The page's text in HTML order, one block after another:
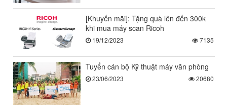
[Khuyến mãi]: Tặng quà lên đến 300k
khi mua máy scan Ricoh
19/12/2023 7135
Tuyển cán bộ Kỹ thuật máy văn phòng
23/06/2023 20680